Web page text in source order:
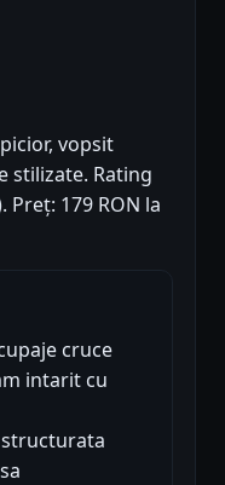
vopsit
stilizate. Rating
Preț: 179 RON la
cruce
intarit cu